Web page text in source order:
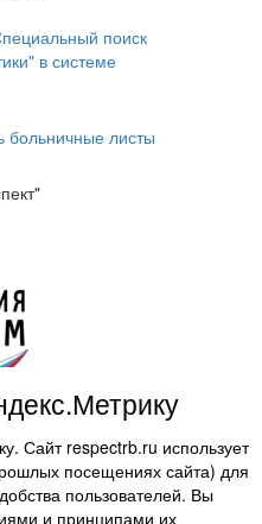
поиск
в системе
больничные листы
д.48 корп.1, офис
Сайт respectrb.ru использует
посещениях сайта) для
пользователей. Вы
и принципами их